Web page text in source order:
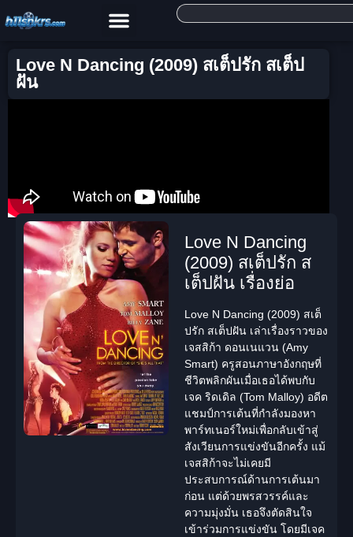
Love N Dancing (2009) สเต็ปรัก สเต็ป
ฝัน
Love N Dancing
(2009) สเต็ปรัก ส
เต็ปฝัน เรื่องย่อ
Love N Dancing (2009) สเต็
ปรัก สเต็ปฝัน เล่าเรื่องราวของ
เจสสิก้า ดอนเนแวน (Amy
Smart) ครูสอนภาษาอังกฤษที่
ชีวิตพลิกผันเมื่อเธอได้พบกับ
เจค ริดเดิล (Tom Malloy) อดีต
แชมป์การเต้นที่กำลังมองหา
พาร์ทเนอร์ใหม่เพื่อกลับเข้าสู่
สังเวียนการแข่งขันอีกครั้ง แม้
เจสสิก้าจะไม่เคยมี
ประสบการณ์ด้านการเต้นมา
ก่อน แต่ด้วยพรสวรรค์และ
ความมุ่งมั่น เธอจึงตัดสินใจ
เข้าร่วมการแข่งขัน โดยมีเจค